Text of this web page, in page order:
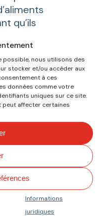
possible, nous utilisons des
stocker et/ou accéder aux
à ces
données comme votre
uniques sur ce site.
peut affecter certaines
Informations
juridiques
qu’ils